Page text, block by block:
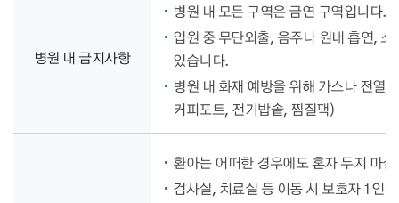
병원 내 금지사항
병원 내 모든 구역은 금연 구역입니다.
입원 중 무단외출, 음주나 원내 흡연,
있습니다.
병원 내 화재 예방을 위해 가스나 전열
커피포트, 전기밥솥, 찜질팩)
환아는 어떠한 경우에도 혼자 두지 마
검사실, 치료실 등 이동 시 보호자 1인